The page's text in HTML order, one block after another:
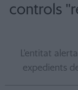
controls
L'entitat
expedients